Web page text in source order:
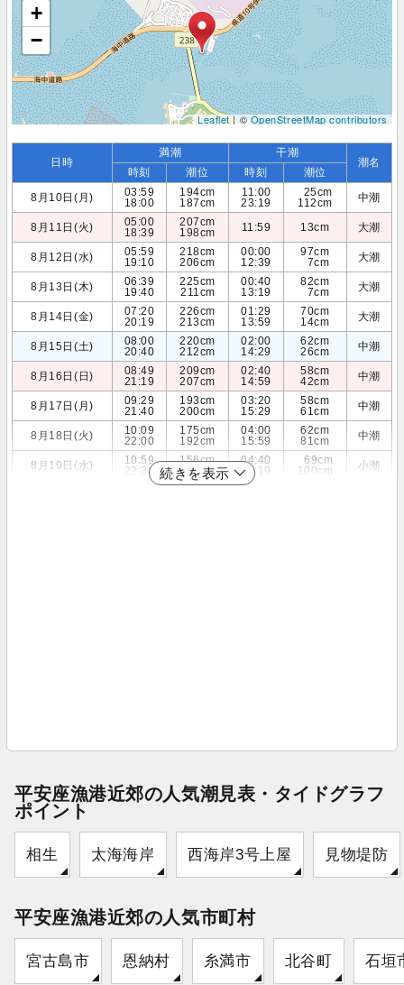
+
−
Leaflet| ©OpenStreetMap contributors
日時
満潮 干潮
潮名
時刻 潮位 時刻
潮位
8月10日(月)
03:59
18:00
194cm
187cm
11:00
23:19
25cm
112cm
中潮
8月11日(火)
05:00
18:39
207cm
198cm
11:59 13cm 大潮
8月12日(水)
05:59
19:10
218cm
206cm
00:00
12:39
97cm
7cm
大潮
8月13日(木)
06:39
19:40
225cm
211cm
00:40
13:19
82cm
7cm
大潮
8月14日(金)
07:20
20:19
226cm
213cm
01:29
13:59
70cm
14cm
大潮
8月15日(土)
08:00
20:40
220cm
212cm
02:00
14:29
62cm
26cm
中潮
8月16日(日)
08:49
21:19
209cm
207cm
02:40
14:59
58cm
42cm
中潮
8月17日(月)
09:29
21:40
193cm
200cm
03:20
15:29
58cm
61cm
中潮
8月18日(火)
10:09
22:00
175cm
192cm
04:00
15:59
62cm
81cm
中潮
8月19日(水)
10:59
22:39
156cm
183cm
04:40
16:19
69cm
100cm
小潮
続きを表示
平安座漁港近郊の人気潮見表・タイドグラフ
ポイント
相生 太海海岸 西海岸3号上屋 見物堤防
平安座漁港近郊の人気市町村
宮古島市 恩納村 糸満市 北谷町 石垣